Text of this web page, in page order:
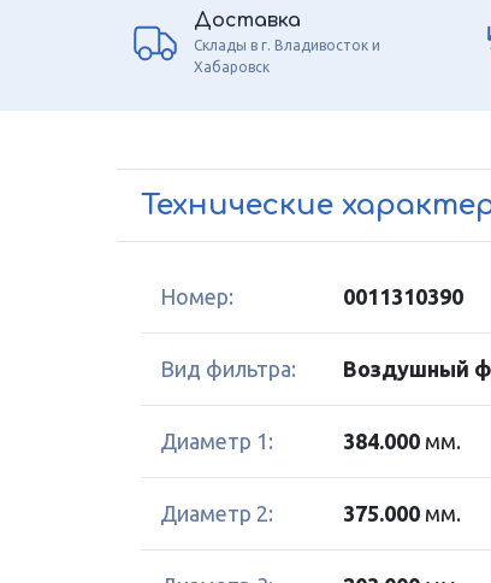
Доставка
Склады в г. Владивосток и
Хабаровск
Технические
Номер: 0011310390
Вид фильтра: Воздушный
Диаметр 1: 384.000 мм.
Диаметр 2: 375.000 мм.